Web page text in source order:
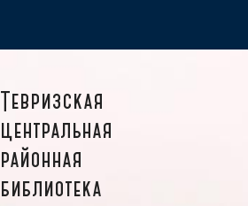
Тевризская
центральная
районная
библиотека